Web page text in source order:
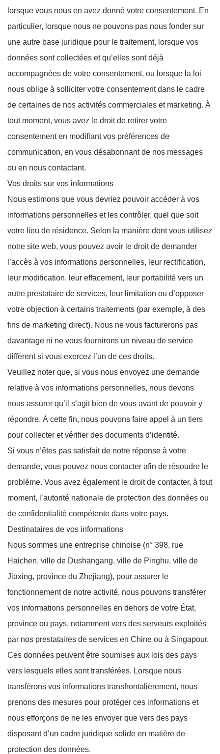
lorsque vous nous en avez donné votre consentement. En
particulier, lorsque nous ne pouvons pas nous fonder sur
une autre base juridique pour le traitement, lorsque vos
données sont collectées et qu’elles sont déjà
accompagnées de votre consentement, ou lorsque la loi
nous oblige à solliciter votre consentement dans le cadre
de certaines de nos activités commerciales et marketing. À
tout moment, vous avez le droit de retirer votre
consentement en modifiant vos préférences de
communication, en vous désabonnant de nos messages
ou en nous contactant.
Vos droits sur vos informations
Nous estimons que vous devriez pouvoir accéder à vos
informations personnelles et les contrôler, quel que soit
votre lieu de résidence. Selon la manière dont vous utilisez
notre site web, vous pouvez avoir le droit de demander
l’accès à vos informations personnelles, leur rectification,
leur modification, leur effacement, leur portabilité vers un
autre prestataire de services, leur limitation ou d’opposer
votre objection à certains traitements (par exemple, à des
fins de marketing direct). Nous ne vous facturerons pas
davantage ni ne vous fournirons un niveau de service
différent si vous exercez l’un de ces droits.
Veuillez noter que, si vous nous envoyez une demande
relative à vos informations personnelles, nous devons
nous assurer qu’il s’agit bien de vous avant de pouvoir y
répondre. À cette fin, nous pouvons faire appel à un tiers
pour collecter et vérifier des documents d’identité.
Si vous n’êtes pas satisfait de notre réponse à votre
demande, vous pouvez nous contacter afin de résoudre le
problème. Vous avez également le droit de contacter, à tout
moment, l’autorité nationale de protection des données ou
de confidentialité compétente dans votre pays.
Destinataires de vos informations
Nous sommes une entreprise chinoise (n° 398, rue
Haichen, ville de Dushangang, ville de Pinghu, ville de
Jiaxing, province du Zhejiang), pour assurer le
fonctionnement de notre activité, nous pouvons transférer
vos informations personnelles en dehors de votre État,
province ou pays, notamment vers des serveurs exploités
par nos prestataires de services en Chine ou à Singapour.
Ces données peuvent être soumises aux lois des pays
vers lesquels elles sont transférées. Lorsque nous
transférons vos informations transfrontalièrement, nous
prenons des mesures pour protéger ces informations et
nous efforçons de ne les envoyer que vers des pays
disposant d’un cadre juridique solide en matière de
protection des données.